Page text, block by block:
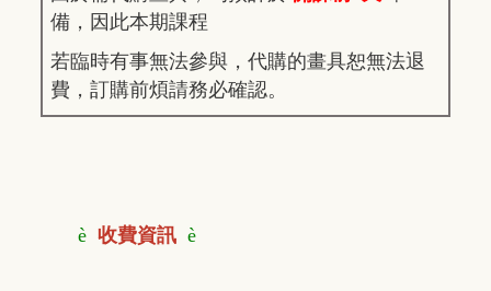
備，因此本期課程
若臨時有事無法參與，代購的畫具恕無法退
費，訂購前煩請務必確認。
è 收費資訊 è